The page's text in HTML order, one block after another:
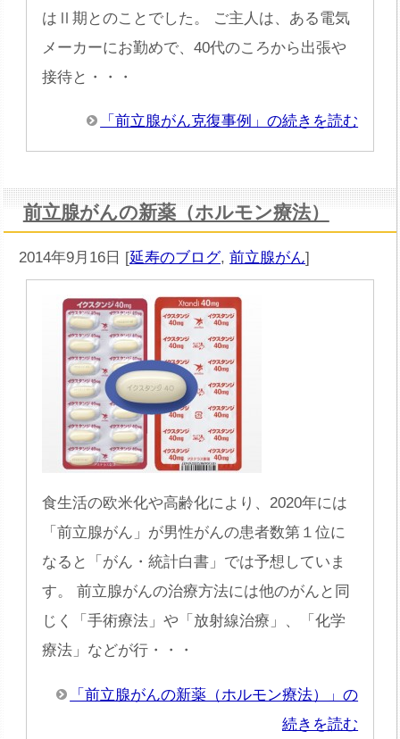
はⅡ期とのことでした。 ご主人は、ある電気
メーカーにお勤めで、40代のころから出張や
接待と・・・
「前立腺がん克復事例」の続きを読む
前立腺がんの新薬（ホルモン療法）
2014年9月16日 [延寿のブログ,前立腺がん]
食生活の欧米化や高齢化により、2020年には
「前立腺がん」が男性がんの患者数第１位に
なると「がん・統計白書」では予想していま
す。 前立腺がんの治療方法には他のがんと同
じく「手術療法」や「放射線治療」、「化学
療法」などが行・・・
「前立腺がんの新薬（ホルモン療法）」の
続きを読む